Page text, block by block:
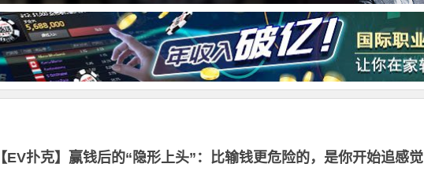
【EV扑克】赢钱后的“隐形上头”：比输钱更危险的，是你开始追感觉